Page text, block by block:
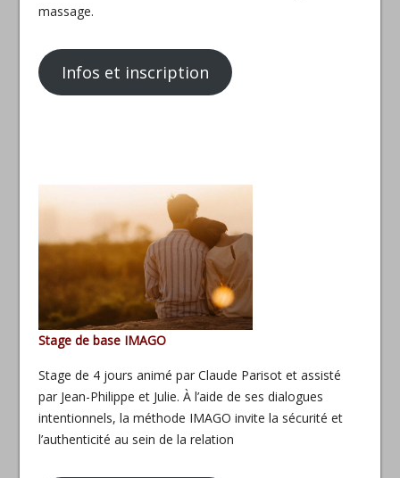
massage.
Infos et inscription
Stage de base IMAGO
Stage de 4 jours animé par Claude Parisot et assisté
par Jean-Philippe et Julie. À l’aide de ses dialogues
intentionnels, la méthode IMAGO invite la sécurité et
l’authenticité au sein de la relation